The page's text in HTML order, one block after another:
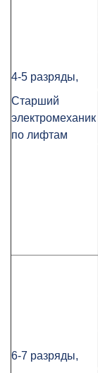
4-5 разряды,
Старший
электромеханик
по лифтам
6-7 разряды,